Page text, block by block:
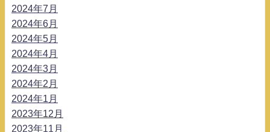
2024年7月
2024年6月
2024年5月
2024年4月
2024年3月
2024年2月
2024年1月
2023年12月
2023年11月